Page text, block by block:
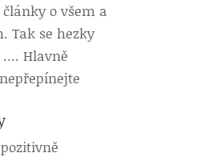
o všem a
Tak se hezky
…. Hlavně